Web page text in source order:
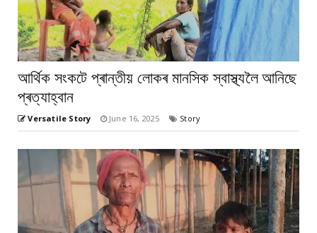
আৰ্থিক সংকটে প্ৰান্তীয় লোকৰ মানসিক স্বাস্থ্যলৈ আনিছে
প্ৰত্যাহ্বান
Versatile Story June 16, 2025 Story